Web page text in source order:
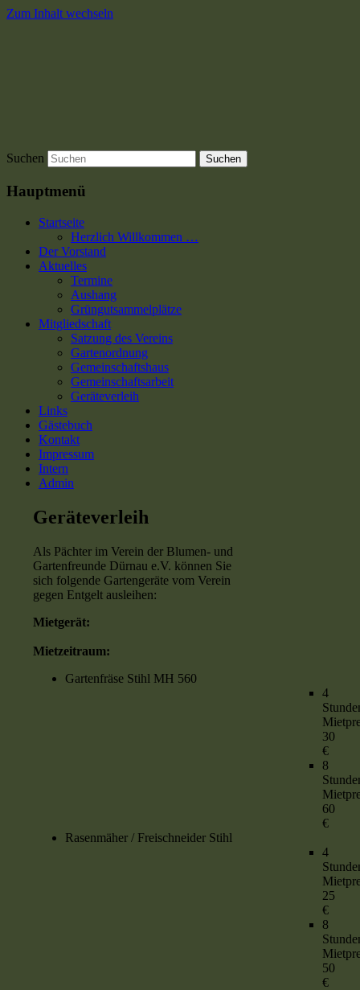
Zum Inhalt wechseln
Suchen
Hauptmenü
Startseite
Herzlich Willkommen …
Der Vorstand
Aktuelles
Termine
Aushang
Grüngutsammelplätze
Mitgliedschaft
Satzung des Vereins
Gartenordnung
Gemeinschaftshaus
Gemeinschaftsarbeit
Geräteverleih
Links
Gästebuch
Kontakt
Impressum
Intern
Admin
Geräteverleih
Als Pächter im Verein der Blumen- und
Gartenfreunde Dürnau e.V. können Sie
sich folgende Gartengeräte vom Verein
gegen Entgelt ausleihen:
Mietgerät:
Mietzeitraum:
Gartenfräse Stihl MH 560
4
30
€
8
60
€
Rasenmäher / Freischneider Stihl
4
25
€
8
50
€